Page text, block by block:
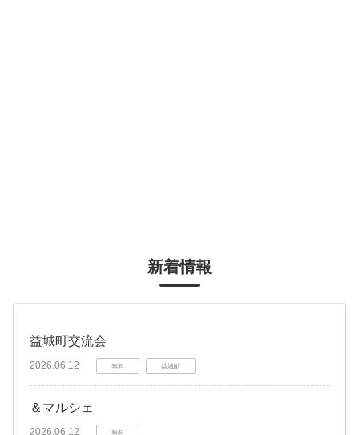
新着情報
益城町交流会
2026.06.12 無料 益城町
＆マルシェ
2026.06.12 無料